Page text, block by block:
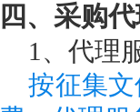
四、采购
1 、代理
按征集